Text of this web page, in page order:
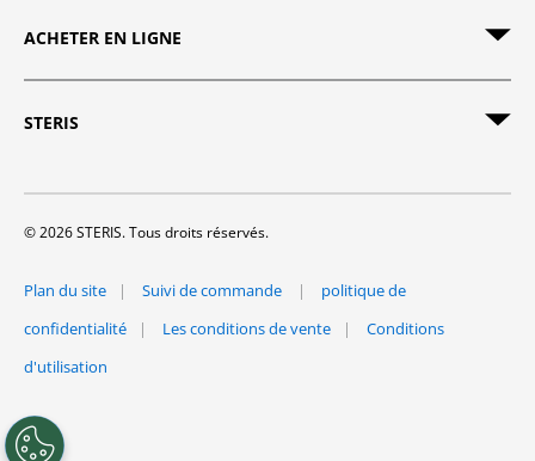
ACHETER EN LIGNE
STERIS
© 2026 STERIS. Tous droits réservés.
Plan du site Suivi de commande
politique de
confidentialité
Les conditions de vente
Conditions
d'utilisation